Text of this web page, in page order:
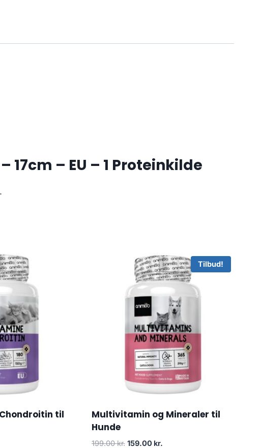
– EU – 1 Proteinkilde
.
til
Tilbud!
Multivitamin og Mineraler til
Hunde
199.00kr. Den
159.00 kr.Den